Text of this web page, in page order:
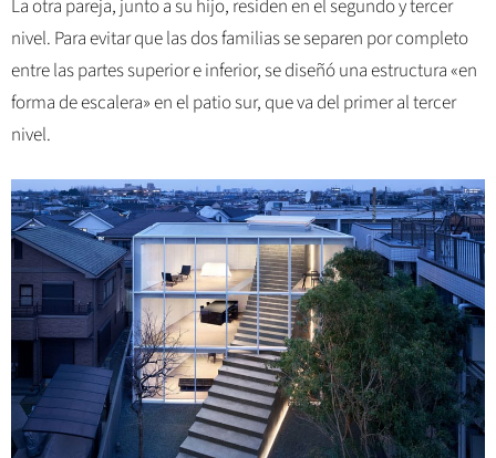
La otra pareja, junto a su hijo, residen en el segundo y tercer
nivel. Para evitar que las dos familias se separen por completo
entre las partes superior e inferior, se diseñó una estructura «en
forma de escalera» en el patio sur, que va del primer al tercer
nivel.